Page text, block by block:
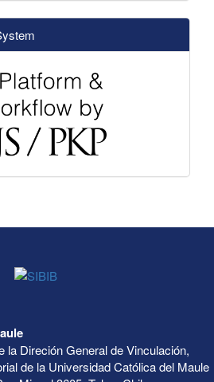
la Direción General de Vinculación,
de la Universidad Católica del Maule